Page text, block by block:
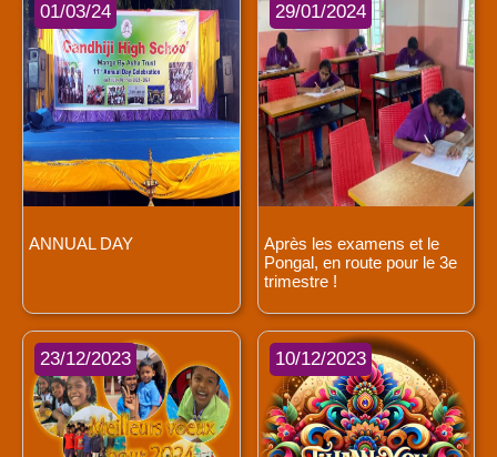
01/03/24
ANNUAL DAY
29/01/2024
Après les examens et le
Pongal, en route pour le 3e
trimestre !
23/12/2023 10/12/2023